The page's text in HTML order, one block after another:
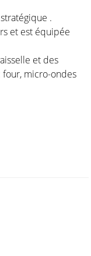
.
et est équipée
et des
micro-ondes